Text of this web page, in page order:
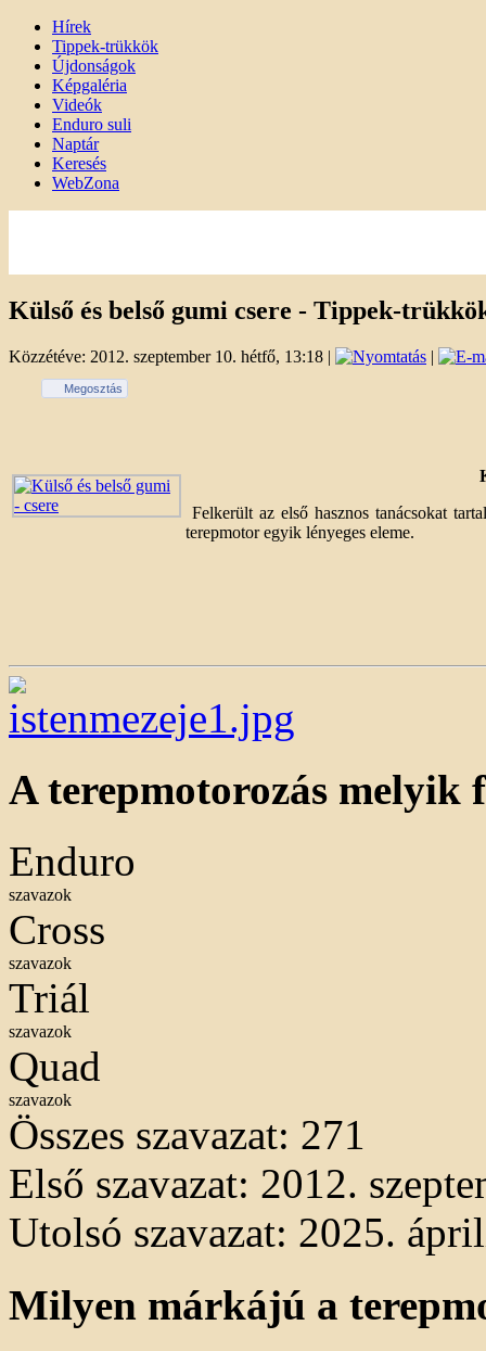
Hírek
Tippek-trükkök
Újdonságok
Képgaléria
Videók
Enduro suli
Naptár
Keresés
WebZona
Külső és belső gumi csere - Tippek-
Közzétéve: 2012. szeptember 10. hétfő, 13:18 | |
Megosztás
Felkerült az első hasznos tanácsokat
terepmotor egyik lényeges eleme.
A terepmotorozás melyik
Enduro
szavazok
Cross
szavazok
Triál
szavazok
Quad
szavazok
Összes szavazat: 271
Első szavazat: 2012.
Utolsó szavazat: 2025.
Milyen márkájú a